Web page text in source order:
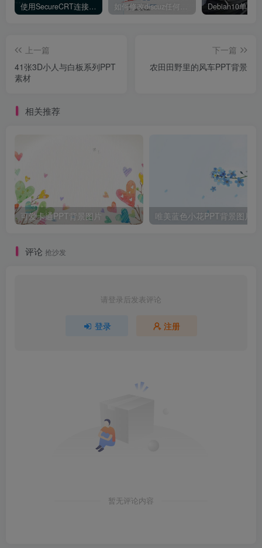
使用SecureCRT连接Ubuntu20.04报错：Key exchange failed. No compatible key exchange method. 如何修改discuz任何模板的编辑器默认字体类型和默认字体大小
上一篇
41张3D小人与白板系列PPT
素材
下一篇
农田田野里的风车PPT背景
相关推荐
可爱卡通PPT背景图片 唯美蓝色小花PPT背景图片
评论 抢沙发
请登录后发表评论
登录 注册
暂无评论内容